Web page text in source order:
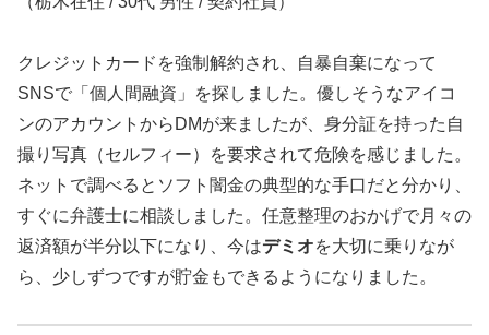
クレジットカードを強制解約され、自暴自棄になって
SNSで「個人間融資」を探しました。優しそうなアイコ
ンのアカウントからDMが来ましたが、身分証を持った自
撮り写真（セルフィー）を要求されて危険を感じました。
ネットで調べるとソフト闇金の典型的な手口だと分かり、
すぐに弁護士に相談しました。任意整理のおかげで月々の
返済額が半分以下になり、今はデミオを大切に乗りなが
ら、少しずつですが貯金もできるようになりました。